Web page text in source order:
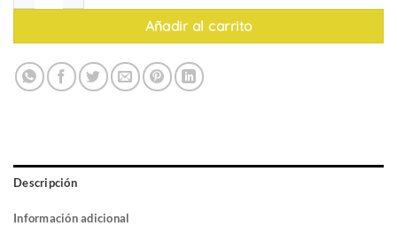
Añadir al carrito
Descripción
Información adicional